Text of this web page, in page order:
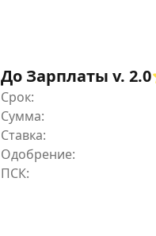
До Зарплаты v. 2.0
Срок:
Сумма:
Ставка:
Одобрение: